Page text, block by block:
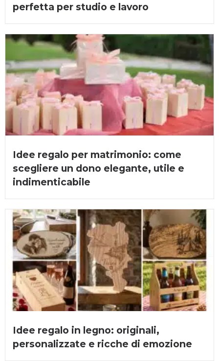
perfetta per studio e lavoro
Idee regalo per matrimonio: come
scegliere un dono elegante, utile e
indimenticabile
Idee regalo in legno: originali,
personalizzate e ricche di emozione